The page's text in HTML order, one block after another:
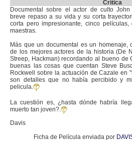
Crítica
Documental sobre el actor de culto
breve repaso a su vida y su corta
corta pero impresionante, cinco películas,
maestras.
Más que un documental es un homenaje,
de los mejores actores de la historia (De
Streep, Hackman) recordando al bueno de
buenas las cosas que cuentan Steve
Rockwell sobre la actuación de Cazale en
son detalles que no había percibido y
pelicula.
La cuestión es, ¿hasta dónde habría
muerto tan joven?.
Davis
Ficha de Película enviada por